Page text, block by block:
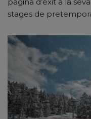
stages de